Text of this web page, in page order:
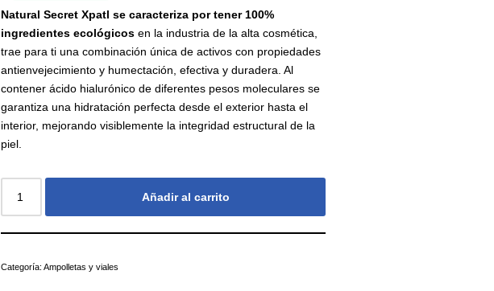
Natural Secret Xpatl se caracteriza por tener 100%
ingredientes ecológicos en la industria de la alta cosmética,
trae para ti una combinación única de activos con propiedades
antienvejecimiento y humectación, efectiva y duradera. Al
contener ácido hialurónico de diferentes pesos moleculares se
garantiza una hidratación perfecta desde el exterior hasta el
interior, mejorando visiblemente la integridad estructural de la
piel.
Añadir al carrito
Categoría: Ampolletas y viales